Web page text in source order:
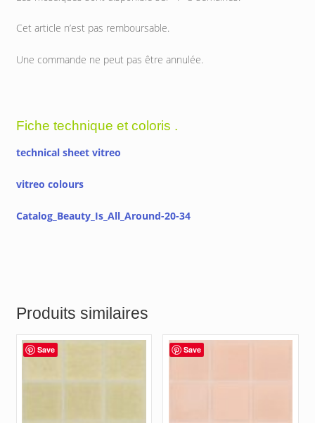
Cet article n’est pas remboursable.
Une commande ne peut pas être annulée.
Fiche technique et coloris .
technical sheet vitreo
vitreo colours
Catalog_Beauty_Is_All_Around-20-34
Produits similaires
Save Save